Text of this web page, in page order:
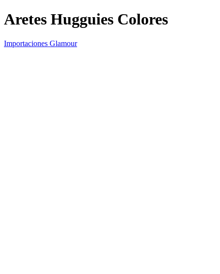
Aretes Hugguies Colores
Importaciones Glamour